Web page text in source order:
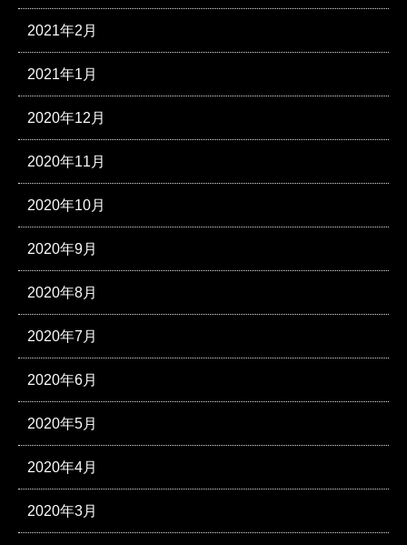
2021年2月
2021年1月
2020年12月
2020年11月
2020年10月
2020年9月
2020年8月
2020年7月
2020年6月
2020年5月
2020年4月
2020年3月